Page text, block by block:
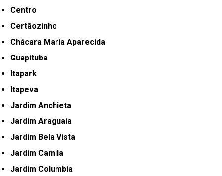
Centro
Certãozinho
Chácara Maria Aparecida
Guapituba
Itapark
Itapeva
Jardim Anchieta
Jardim Araguaia
Jardim Bela Vista
Jardim Camila
Jardim Columbia